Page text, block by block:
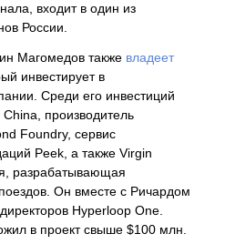
входит в один из
России.
Магомедов также владеет
инвестирует в
Среди его инвестиций
производитель
Foundry, сервис
Peek, а также Virgin
разрабатывающая
Он вместе с Ричардом
Hyperloop One.
в проект свыше $100 млн.